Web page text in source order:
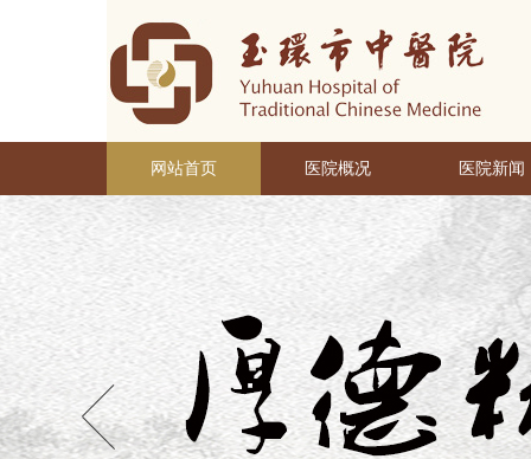
网站首页 医院概况 医院新闻